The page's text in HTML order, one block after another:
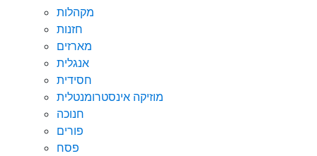
מקהלות
חזנות
מארזים
אנגלית
חסידית
מוזיקה אינסטרומנטלית
חנוכה
פורים
פסח